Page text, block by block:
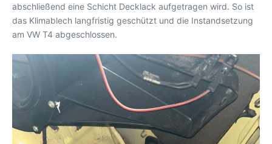
abschließend eine Schicht Decklack aufgetragen wird. So ist
das Klimablech langfristig geschützt und die Instandsetzung
am VW T4 abgeschlossen.